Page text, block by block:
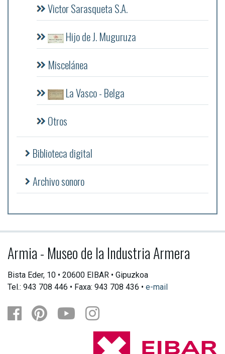
Victor Sarasqueta S.A.
Hijo de J. Muguruza
Miscelánea
La Vasco - Belga
Otros
Biblioteca digital
Archivo sonoro
Armia - Museo de la Industria Armera
Bista Eder, 10 • 20600 EIBAR • Gipuzkoa
Tel.: 943 708 446 • Faxa: 943 708 436 • e-mail